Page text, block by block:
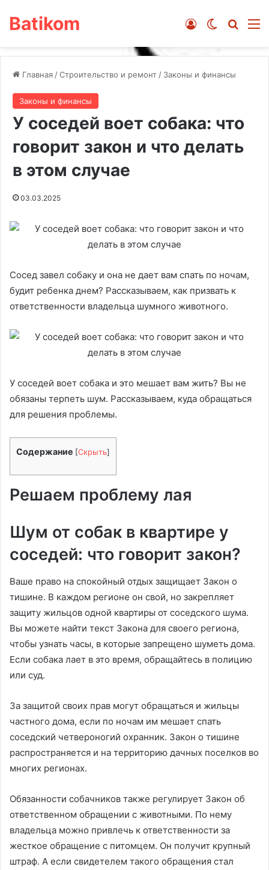
Batikom Switch skin
Войти
Главная /Строительство и ремонт / Законы и финансы
Законы и финансы
У соседей воет собака: что
говорит закон и что делать
в этом случае
03.03.2025
Сосед завел собаку и она не дает вам спать по ночам,
будит ребенка днем? Рассказываем, как призвать к
ответственности владельца шумного животного.
У соседей воет собака и это мешает вам жить? Вы не
обязаны терпеть шум. Рассказываем, куда обращаться
для решения проблемы.
Содержание [Скрыть]
Решаем проблему лая
Шум от собак в квартире у
соседей: что говорит закон?
Ваше право на спокойный отдых защищает Закон о
тишине. В каждом регионе он свой, но закрепляет
защиту жильцов одной квартиры от соседского шума.
Вы можете найти текст Закона для своего региона,
чтобы узнать часы, в которые запрещено шуметь дома.
Если собака лает в это время, обращайтесь в полицию
или суд.
За защитой своих прав могут обращаться и жильцы
частного дома, если по ночам им мешает спать
соседский четвероногий охранник. Закон о тишине
распространяется и на территорию дачных поселков во
многих регионах.
Обязанности собачников также регулирует Закон об
ответственном обращении с животными. По нему
владельца можно привлечь к ответственности за
жесткое обращение с питомцем. Он получит крупный
штраф. А если свидетелем такого обращения стал